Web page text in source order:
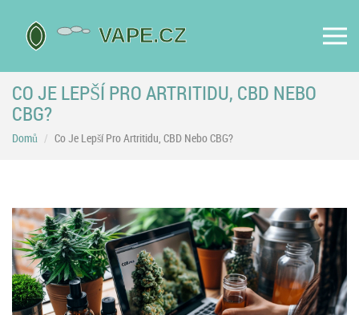
CO JE LEPŠÍ PRO ARTRITIDU, CBD NEBO
CBG?
Domů Co Je Lepší Pro Artritidu, CBD Nebo CBG?